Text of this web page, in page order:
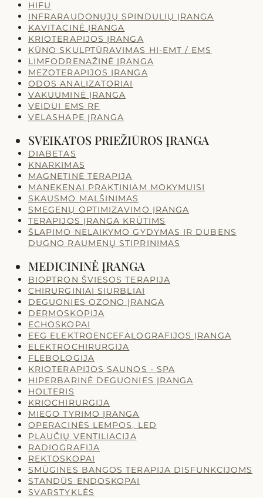
HIFU
INFRARAUDONŲJŲ SPINDULIŲ ĮRANGA
KAVITACINĖ ĮRANGA
KRIOTERAPIJOS ĮRANGA
KŪNO SKULPTŪRAVIMAS HI-EMT / EMS
LIMFODRENAŽINĖ ĮRANGA
MEZOTERAPIJOS ĮRANGA
ODOS ANALIZATORIAI
VAKUUMINĖ ĮRANGA
VEIDUI EMS RF
VELASHAPE ĮRANGA
SVEIKATOS PRIEŽIŪROS ĮRANGA
DIABETAS
KNARKIMAS
MAGNETINĖ TERAPIJA
MANEKENAI PRAKTINIAM MOKYMUISI
SKAUSMO MALŠINIMAS
SMEGENŲ OPTIMIZAVIMO ĮRANGA
TERAPIJOS ĮRANGA KRŪTIMS
ŠLAPIMO NELAIKYMO GYDYMAS IR DUBENS
DUGNO RAUMENŲ STIPRINIMAS
MEDICININĖ ĮRANGA
BIOPTRON ŠVIESOS TERAPIJA
CHIRURGINIAI SIURBLIAI
DEGUONIES OZONO ĮRANGA
DERMOSKOPIJA
ECHOSKOPAI
EEG ELEKTROENCEFALOGRAFIJOS ĮRANGA
ELEKTROCHIRURGIJA
FLEBOLOGIJA
KRIOTERAPIJOS SAUNOS - SPA
HIPERBARINĖ DEGUONIES ĮRANGA
HOLTERIS
KRIOCHIRURGIJA
MIEGO TYRIMO ĮRANGA
OPERACINĖS LEMPOS, LED
PLAUČIŲ VENTILIACIJA
RADIOGRAFIJA
REKTOSKOPAI
SMŪGINĖS BANGOS TERAPIJA DISFUNKCIJOMS
STANDŪS ENDOSKOPAI
SVARSTYKLĖS